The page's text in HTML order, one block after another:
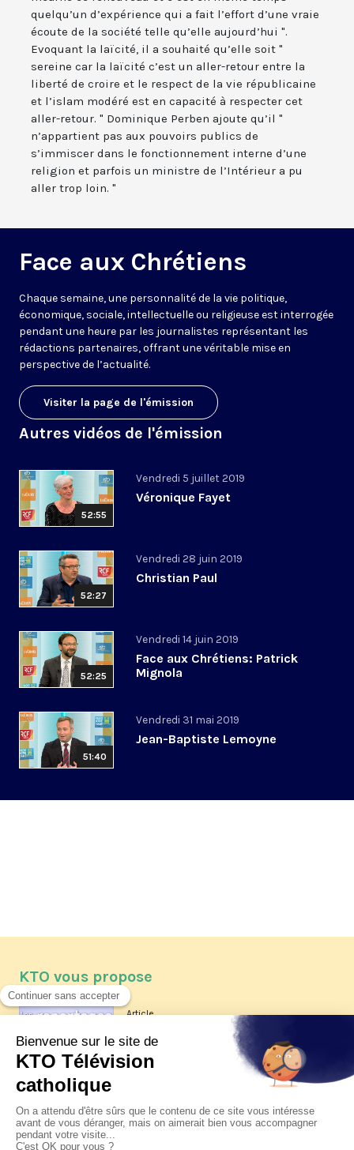
quelqu’un d’expérience qui a fait l’effort d’une vraie
écoute de la société telle qu’elle aujourd’hui ".
Evoquant la laïcité, il a souhaité qu’elle soit "
sereine car la laïcité c’est un aller-retour entre la
liberté de croire et le respect de la vie républicaine
et l’islam modéré est en capacité à respecter cet
aller-retour. " Dominique Perben ajoute qu’il "
n’appartient pas aux pouvoirs publics de
s’immiscer dans le fonctionnement interne d’une
religion et parfois un ministre de l’Intérieur a pu
aller trop loin. "
Face aux Chrétiens
Chaque semaine, une personnalité de la vie politique,
économique, sociale, intellectuelle ou religieuse est interrogée
pendant une heure par les journalistes représentant les
rédactions partenaires, offrant une véritable mise en
perspective de l’actualité.
Visiter la page de l'émission
Autres vidéos de l'émission
52:55
Vendredi 5 juillet 2019
Véronique Fayet
52:27
Vendredi 28 juin 2019
Christian Paul
52:25
Vendredi 14 juin 2019
Face aux Chrétiens: Patrick
Mignola
51:40
Vendredi 31 mai 2019
Jean-Baptiste Lemoyne
KTO vous propose
Article
Les reportages d'été 2026 de KTO
La visite pastorale du pape Léon
XIV à Assise à suivre sur KTO le
jeudi 6 août